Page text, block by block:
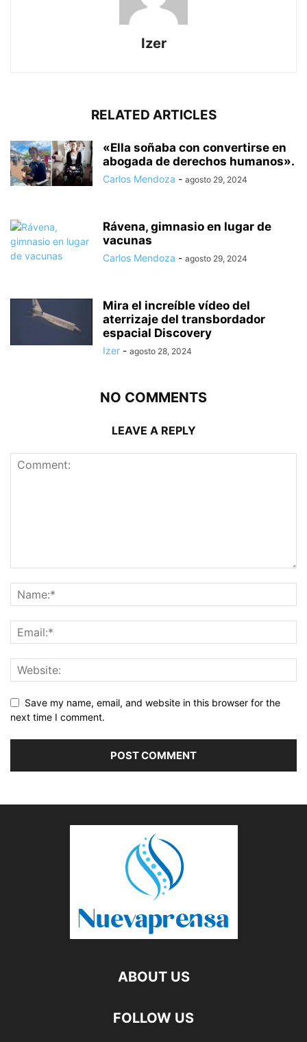
Izer
RELATED ARTICLES
«Ella soñaba con convertirse en
abogada de derechos humanos».
Carlos Mendoza - agosto 29, 2024
Rávena, gimnasio en lugar de
vacunas
Carlos Mendoza - agosto 29, 2024
Mira el increíble vídeo del
aterrizaje del transbordador
espacial Discovery
Izer - agosto 28, 2024
NO COMMENTS
LEAVE A REPLY
Save my name, email, and website in this browser for the
next time I comment.
ABOUT US
FOLLOW US